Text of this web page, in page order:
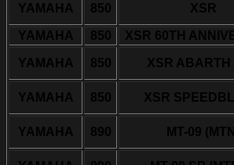
YAMAHA 850 XSR
YAMAHA
850 XSR 60TH
YAMAHA 850 XSR ABARTH
YAMAHA 850 XSR
YAMAHA 890 MT-09